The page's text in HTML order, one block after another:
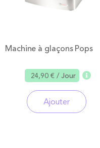
Température maximale :
Poids : 8,3 kg
Grâce à sa fonction de
fluide et prêt à être
durée de vie de l’appareil,
pauses après plusieurs
Machine à glaçons Pops
24,90 €/ Jour
Ajouter